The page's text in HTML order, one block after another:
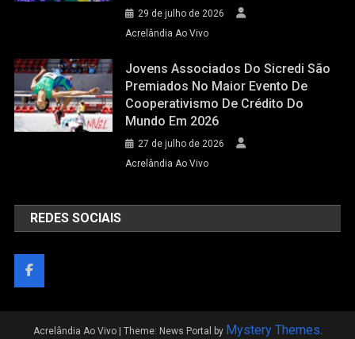
29 de julho de 2026
Acrelândia Ao Vivo
Jovens Associados Do Sicredi São
Premiados No Maior Evento De
Cooperativismo De Crédito Do
Mundo Em 2026
27 de julho de 2026
Acrelândia Ao Vivo
REDES SOCIAIS
Acrelândia Ao Vivo | Theme: News Portal by Mystery Themes